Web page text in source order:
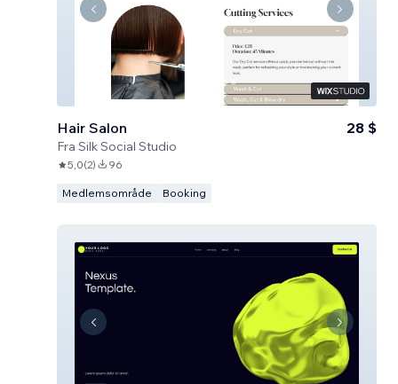
Hair Salon
Fra Silk Social Studio
28 $
5,0(2) 96
Medlemsområde Booking